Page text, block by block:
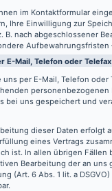
im Kontaktformular
Ihre Einwilligung zur
B. nach abgeschlossener
E-Mail, Telefon oder Telefax
uns per E-Mail, Telefon
personenbezogenen
bei uns gespeichert und
dieser Daten erfolgt
eines Vertrags
ist. In allen übrigen Fällen
Bearbeitung der an uns
(Art. 6 Abs. 1 lit. a